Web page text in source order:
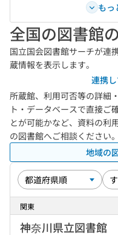
もっ
全国の図書館
国立国会図書館サーチが連
蔵情報を表示します。
連携
所蔵館、利用可否等の詳細
ト・データベースで直接ご
とが可能かなど、資料の利
の図書館へご相談ください
地域の
関東
神奈川県立図書館